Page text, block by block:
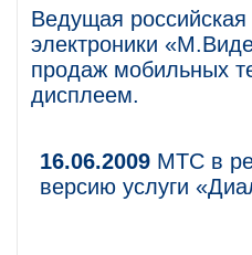
Ведущая российская
электроники
продаж мобильных
дисплеем.
16.06.2009 МТС в
версию услуги